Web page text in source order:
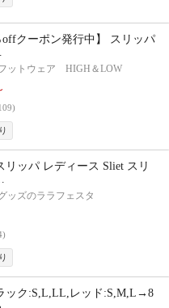
offクーポン発行中】 スリッパ
ットウェア HIGH＆LOW
リッパ レディース Sliet スリ
ッズのララフェスタ
ック:S,L,LL,レッド:S,M,L→8